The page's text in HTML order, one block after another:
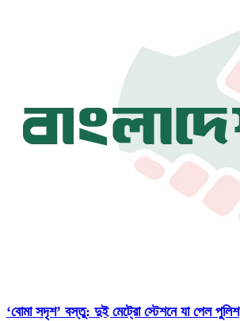
‘বোমা সদৃশ’ বস্তু: দুই মেট্রো স্টেশনে যা পেল পুলিশ